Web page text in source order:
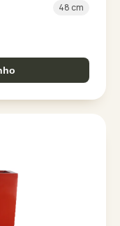
48 cm